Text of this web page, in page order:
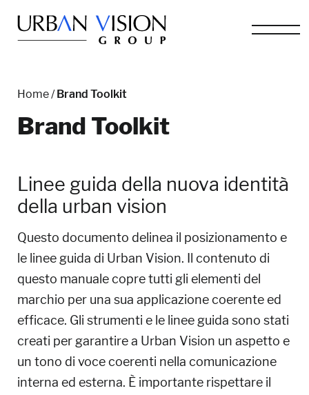
Home/ Brand Toolkit
Brand Toolkit
Linee guida della nuova identità
della urban vision
Questo documento delinea il posizionamento e
le linee guida di Urban Vision. Il contenuto di
questo manuale copre tutti gli elementi del
marchio per una sua applicazione coerente ed
efficace. Gli strumenti e le linee guida sono stati
creati per garantire a Urban Vision un aspetto e
un tono di voce coerenti nella comunicazione
interna ed esterna. È importante rispettare il